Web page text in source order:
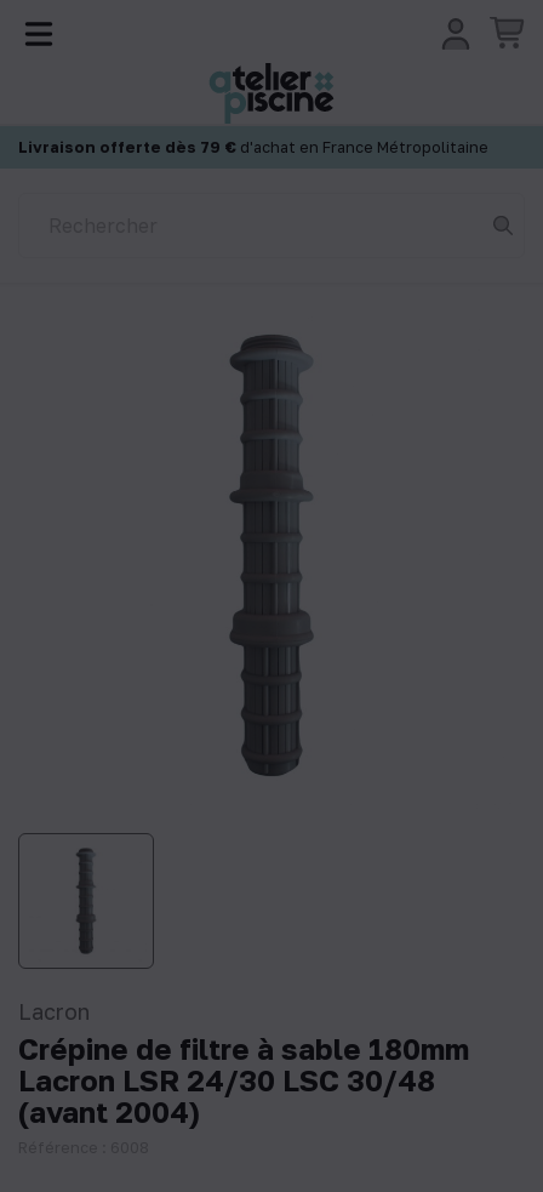
Livraison offerte dès 79 € d'achat en France Métropolitaine
Lacron
Crépine de filtre à sable 180mm
Lacron LSR 24/30 LSC 30/48
(avant 2004)